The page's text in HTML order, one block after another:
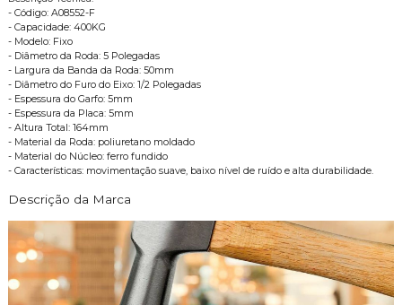
- Código: A08552-F
- Capacidade: 400KG
- Modelo: Fixo
- Diâmetro da Roda: 5 Polegadas
- Largura da Banda da Roda: 50mm
- Diâmetro do Furo do Eixo: 1/2 Polegadas
- Espessura do Garfo: 5mm
- Espessura da Placa: 5mm
- Altura Total: 164mm
- Material da Roda: poliuretano moldado
- Material do Núcleo: ferro fundido
- Características: movimentação suave, baixo nível de ruído e alta durabilidade.
Descrição da Marca